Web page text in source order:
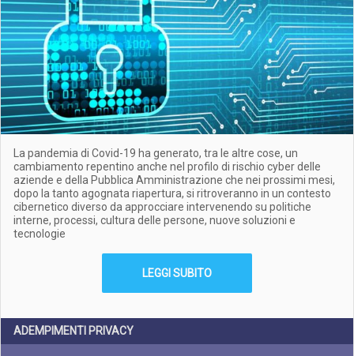
La pandemia di Covid-19 ha generato, tra le altre cose, un
cambiamento repentino anche nel profilo di rischio cyber delle
aziende e della Pubblica Amministrazione che nei prossimi mesi,
dopo la tanto agognata riapertura, si ritroveranno in un contesto
cibernetico diverso da approcciare intervenendo su politiche
interne, processi, cultura delle persone, nuove soluzioni e
tecnologie
LEGGI SUBITO
ADEMPIMENTI PRIVACY